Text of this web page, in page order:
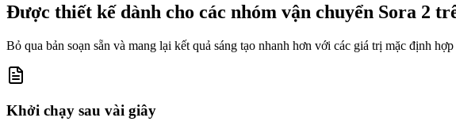
Được thiết kế dành cho các nhóm vận chuyển Sora 2
Bỏ qua bản soạn sẵn và mang lại kết quả sáng tạo nhanh hơn với các giá trị mặc định
Khởi chạy sau vài giây